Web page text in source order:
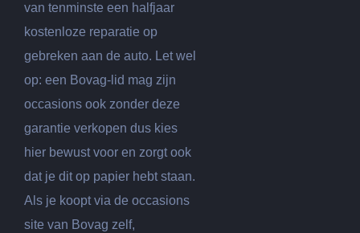
van tenminste een halfjaar
kostenloze reparatie op
gebreken aan de auto. Let wel
op: een Bovag-lid mag zijn
occasions ook zonder deze
garantie verkopen dus kies
hier bewust voor en zorgt ook
dat je dit op papier hebt staan.
Als je koopt via de occasions
site van Bovag zelf,